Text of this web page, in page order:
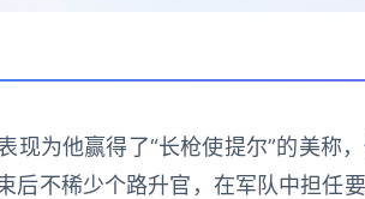
现为他赢得了“长枪使提尔”的美称
后不稀少个路升官，在军队中担任